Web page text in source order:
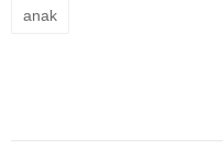
anak